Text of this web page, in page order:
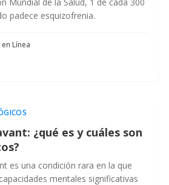
padece esquizofrenia.
Línea
¿qué es y cuáles son
es una condición rara en la que
mentales significativas